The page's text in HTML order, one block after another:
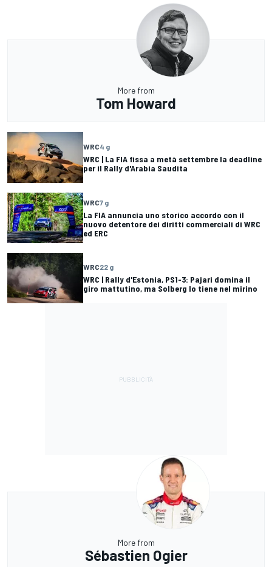
More from
Tom Howard
WRC4 g
WRC | La FIA fissa a metà settembre la deadline
per il Rally d'Arabia Saudita
WRC7 g
La FIA annuncia uno storico accordo con il
nuovo detentore dei diritti commerciali di WRC
ed ERC
WRC22 g
WRC | Rally d'Estonia, PS1-3: Pajari domina il
giro mattutino, ma Solberg lo tiene nel mirino
More from
Sébastien Ogier